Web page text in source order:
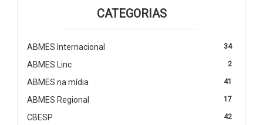
CATEGORIAS
34
ABMES Internacional
2
ABMES Linc
41
ABMES na mídia
17
ABMES Regional
42
CBESP